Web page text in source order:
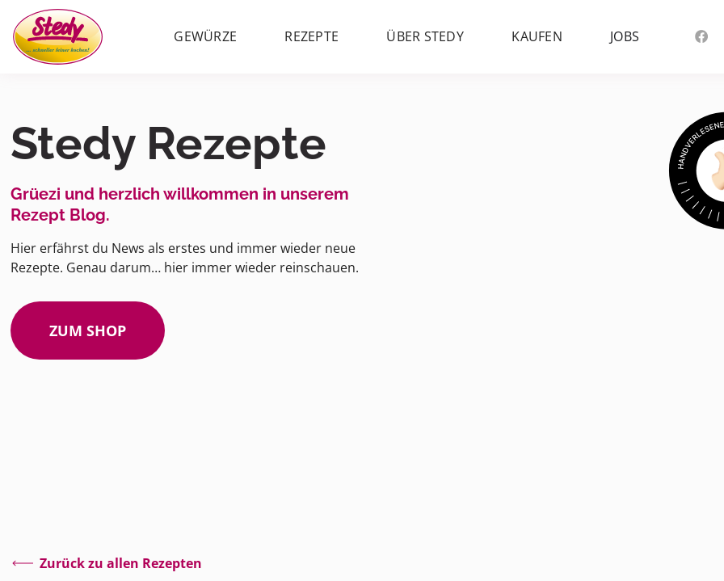
GEWÜRZE REZEPTE ÜBER STEDY KAUFEN JOBS
Stedy Rezepte
Grüezi und herzlich willkommen in unserem
Rezept Blog.
Hier erfährst du News als erstes und immer wieder neue
Rezepte. Genau darum… hier immer wieder reinschauen.
ZUM SHOP
Zurück zu allen Rezepten